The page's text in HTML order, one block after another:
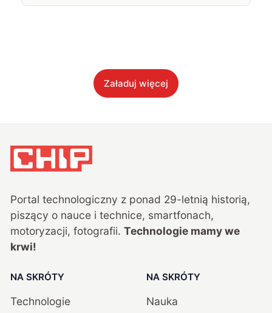
Załaduj więcej
Portal technologiczny z ponad 29-letnią historią,
piszący o nauce i technice, smartfonach,
motoryzacji, fotografii. Technologie mamy we
krwi!
NA SKRÓTY
Technologie
NA SKRÓTY
Nauka